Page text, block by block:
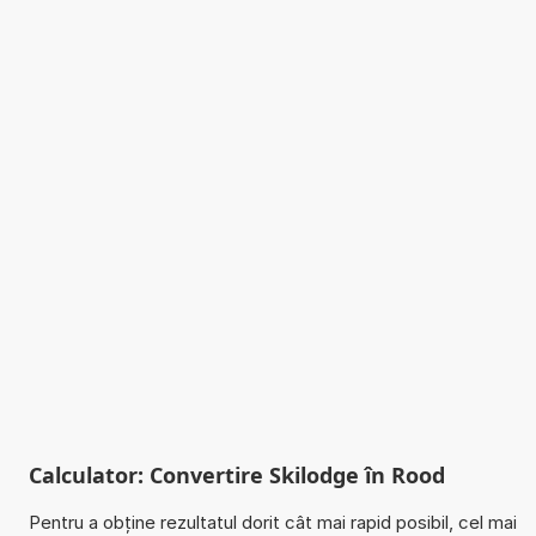
Calculator: Convertire Skilodge în Rood
Pentru a obține rezultatul dorit cât mai rapid posibil, cel mai